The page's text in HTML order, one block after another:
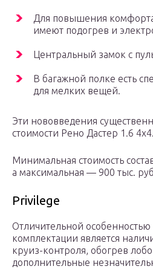
Для повышения
имеют подогрев и
Центральный замок с
В багажной полке есть
для мелких вещей.
Эти нововведения
стоимости Рено Дастер 1.6 4х4.
Минимальная стоимость
а максимальная — 900 тыс.
Privilege
Отличительной особенностью
комплектации является
круиз-контроля, обогрев
дополнительные